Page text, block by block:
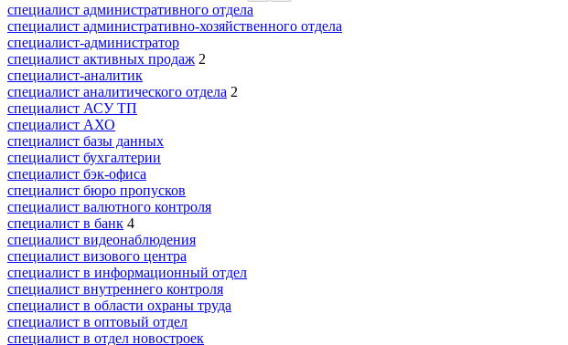
специалист административного отдела
специалист административно-хозяйственного отдела
специалист-администратор
специалист активных продаж 2
специалист-аналитик
специалист аналитического отдела 2
специалист АСУ ТП
специалист АХО
специалист базы данных
специалист бухгалтерии
специалист бэк-офиса
специалист бюро пропусков
специалист валютного контроля
специалист в банк 4
специалист видеонаблюдения
специалист визового центра
специалист в информационный отдел
специалист внутреннего контроля
специалист в области охраны труда
специалист в оптовый отдел
специалист в отдел новостроек